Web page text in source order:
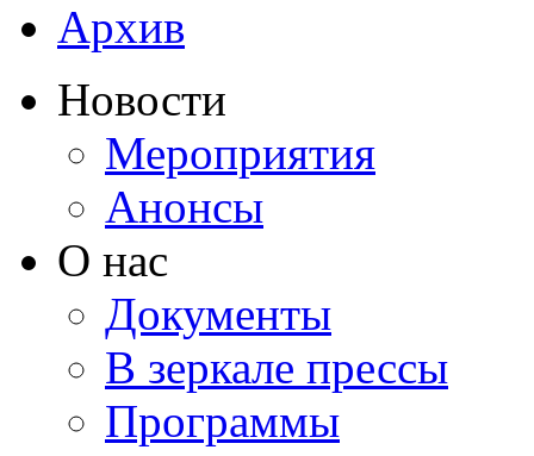
Архив
Новости
Мероприятия
Анонсы
О нас
Документы
В зеркале прессы
Программы